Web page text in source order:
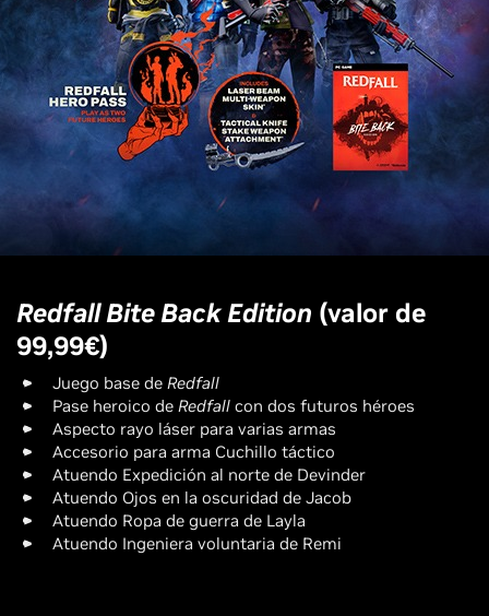
Redfall Bite Back Edition (valor de
99,99€)
Juego base de Redfall
Pase heroico de Redfallcon dos futuros héroes
Aspecto rayo láser para varias armas
Accesorio para arma Cuchillo táctico
Atuendo Expedición al norte de Devinder
Atuendo Ojos en la oscuridad de Jacob
Atuendo Ropa de guerra de Layla
Atuendo Ingeniera voluntaria de Remi